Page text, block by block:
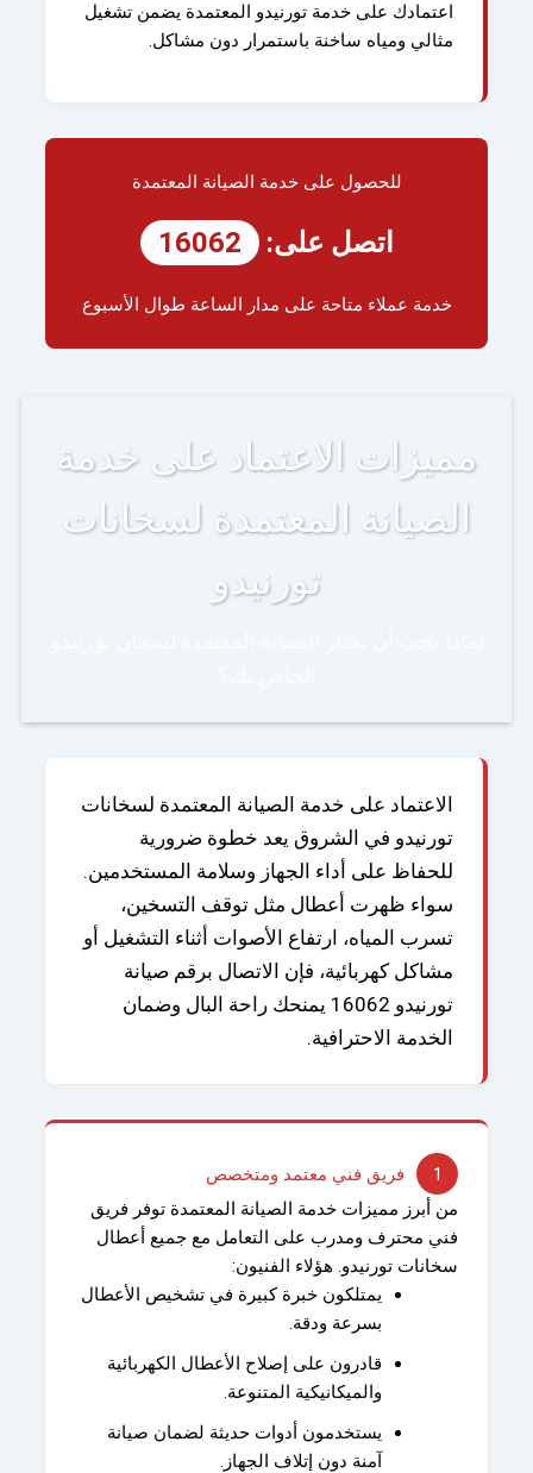
اعتمادك على خدمة تورنيدو المعتمدة يضمن تشغيل
مثالي ومياه ساخنة باستمرار دون مشاكل.
للحصول على خدمة الصيانة المعتمدة
اتصل على: 16062
خدمة عملاء متاحة على مدار الساعة طوال الأسبوع
مميزات الاعتماد على خدمة
الصيانة المعتمدة لسخانات
تورنيدو
الاعتماد على خدمة الصيانة المعتمدة لسخانات
تورنيدو في الشروق يعد خطوة ضرورية
للحفاظ على أداء الجهاز وسلامة المستخدمين.
سواء ظهرت أعطال مثل توقف التسخين،
تسرب المياه، ارتفاع الأصوات أثناء التشغيل أو
مشاكل كهربائية، فإن الاتصال برقم صيانة
تورنيدو
16062 يمنحك راحة البال وضمان
الخدمة الاحترافية.
1
فريق فني معتمد ومتخصص
من أبرز مميزات خدمة الصيانة المعتمدة توفر فريق
فني محترف ومدرب على التعامل مع جميع أعطال
سخانات تورنيدو. هؤلاء الفنيون:
يمتلكون خبرة كبيرة في تشخيص الأعطال
بسرعة ودقة.
قادرون على إصلاح الأعطال الكهربائية
والميكانيكية المتنوعة.
يستخدمون أدوات حديثة لضمان صيانة
آمنة دون إتلاف الجهاز.